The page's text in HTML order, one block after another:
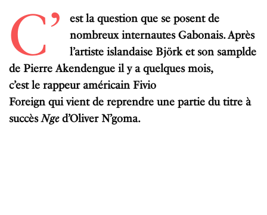
C’
est la question que se posent de
nombreux internautes Gabonais.Après
l’artiste islandaise Björk et son samplde
de Pierre Akendengue il y a quelques mois,
c’est le rappeur américain Fivio
Foreign qui vient de reprendre une partie du titre à
succèsNge d’Oliver N’goma.